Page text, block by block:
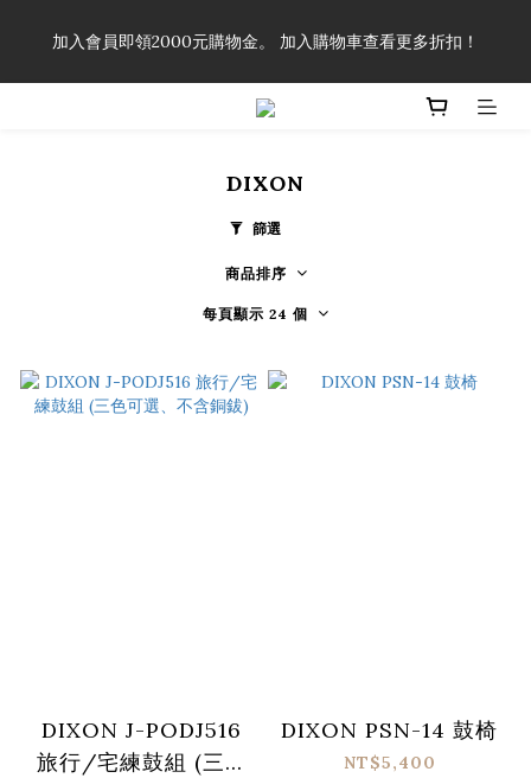
享有弦線、配件終生89折優惠！
加入會員即領2000元購物金。 加入購物車查看更多折扣！
「一生弦命！」單筆購買弦線、配件滿$999（不含運費），即可
DIXON
篩選
商品排序
每頁顯示 24 個
DIXON J-PODJ516
旅行/宅練鼓組 (三色
DIXON PSN-14 鼓椅
NT$5,400